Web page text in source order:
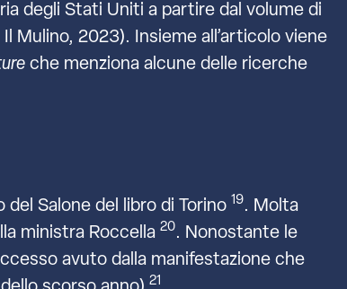
degli Stati Uniti a partire dal volume di
Il Mulino, 2023). Insieme all’articolo viene
che menziona alcune delle ricerche
del Salone del libro di Torino 19. Molta
ministra Roccella 20. Nonostante le
avuto dalla manifestazione che
21